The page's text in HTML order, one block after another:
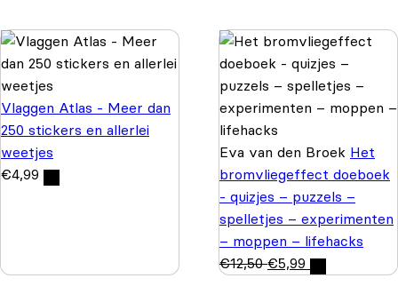
Vlaggen Atlas - Meer dan
250 stickers en allerlei
weetjes
€4,99
Eva van den Broek Het
bromvliegeffect doeboek
- quizjes – puzzels –
spelletjes – experimenten
– moppen – lifehacks
€12,50 €5,99